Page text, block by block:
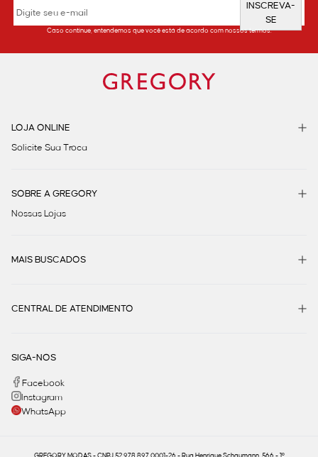
INSCREVA-
SE
Caso continue, entendemos que você está de acordo com nossos termos.
LOJA ONLINE
Solicite Sua Troca
SOBRE A GREGORY
Nossas Lojas
MAIS BUSCADOS
CENTRAL DE ATENDIMENTO
SIGA-NOS
Facebook
Instagram
WhatsApp
GREGORY MODAS - CNPJ 52.978.897.0001-26 - Rua Henrique Schaumann, 566 - 1º